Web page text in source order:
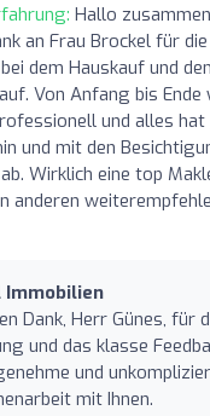
Hallo
an Frau Brockel für
dem Hauskauf und
Von Anfang bis Ende
und alles
und mit den
Wirklich eine top
anderen
Immobilien
Dank, Herr Günes, für
und das klasse
und
mit Ihnen.